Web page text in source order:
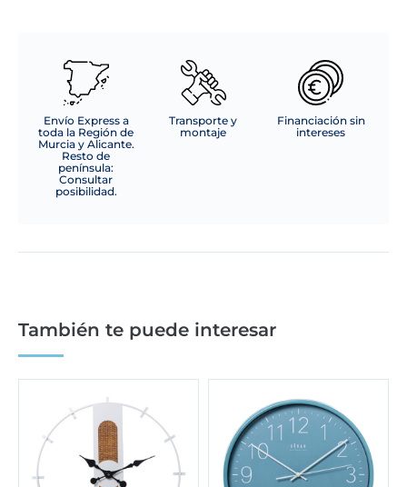
Envío Express a
toda la Región de
Murcia y Alicante.
Resto de
península:
Consultar
posibilidad.
Transporte y
montaje
Financiación sin
intereses
También te puede interesar